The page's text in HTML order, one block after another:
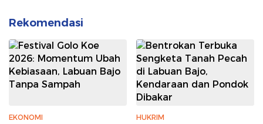
Rekomendasi
EKONOMI HUKRIM